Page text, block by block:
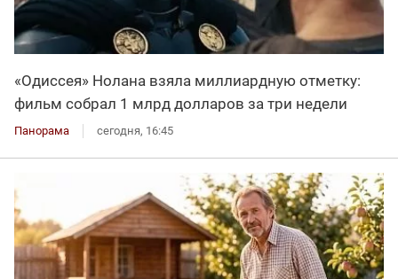
«Одиссея» Нолана взяла миллиардную отметку:
фильм собрал 1 млрд долларов за три недели
Панорама сегодня, 16:45